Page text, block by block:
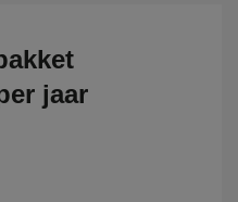
jaar